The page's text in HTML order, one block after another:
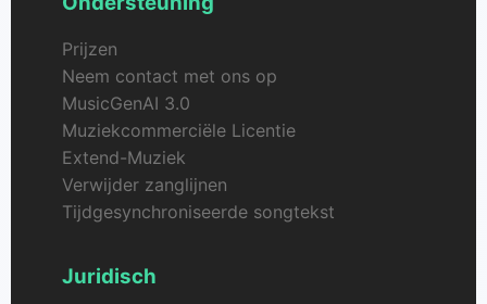
Prijzen
Neem contact met ons op
MusicGenAI 3.0
Muziekcommerciële Licentie
Extend-Muziek
Verwijder zanglijnen
Tijdgesynchroniseerde songtekst
Juridisch